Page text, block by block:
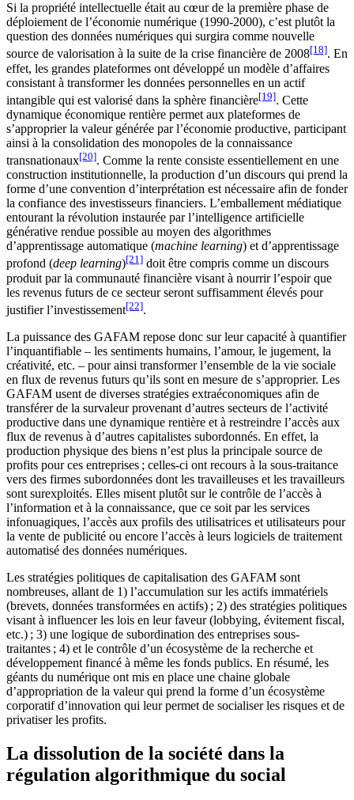
Si la propriété intellectuelle était au cœur de la première phase de
déploiement de l’économie numérique (1990-2000), c’est plutôt la
question des données numériques qui surgira comme nouvelle
source de valorisation à la suite de la crise financière de 2008[18]. En
effet, les grandes plateformes ont développé un modèle d’affaires
consistant à transformer les données personnelles en un actif
intangible qui est valorisé dans la sphère financière[19]. Cette
dynamique économique rentière permet aux plateformes de
s’approprier la valeur générée par l’économie productive, participant
ainsi à la consolidation des monopoles de la connaissance
transnationaux[20]. Comme la rente consiste essentiellement en une
construction institutionnelle, la production d’un discours qui prend la
forme d’une convention d’interprétation est nécessaire afin de fonder
la confiance des investisseurs financiers. L’emballement médiatique
entourant la révolution instaurée par l’intelligence artificielle
générative rendue possible au moyen des algorithmes
d’apprentissage automatique (machine learning) et d’apprentissage
profond (deep learning)[21] doit être compris comme un discours
produit par la communauté financière visant à nourrir l’espoir que
les revenus futurs de ce secteur seront suffisamment élevés pour
justifier l’investissement[22].
La puissance des GAFAM repose donc sur leur capacité à quantifier
l’inquantifiable – les sentiments humains, l’amour, le jugement, la
créativité, etc. – pour ainsi transformer l’ensemble de la vie sociale
en flux de revenus futurs qu’ils sont en mesure de s’approprier. Les
GAFAM usent de diverses stratégies extraéconomiques afin de
transférer de la survaleur provenant d’autres secteurs de l’activité
productive dans une dynamique rentière et à restreindre l’accès aux
flux de revenus à d’autres capitalistes subordonnés. En effet, la
production physique des biens n’est plus la principale source de
profits pour ces entreprises ; celles-ci ont recours à la sous-traitance
vers des firmes subordonnées dont les travailleuses et les travailleurs
sont surexploités. Elles misent plutôt sur le contrôle de l’accès à
l’information et à la connaissance, que ce soit par les services
infonuagiques, l’accès aux profils des utilisatrices et utilisateurs pour
la vente de publicité ou encore l’accès à leurs logiciels de traitement
automatisé des données numériques.
Les stratégies politiques de capitalisation des GAFAM sont
nombreuses, allant de 1) l’accumulation sur les actifs immatériels
(brevets, données transformées en actifs) ; 2) des stratégies politiques
visant à influencer les lois en leur faveur (lobbying, évitement fiscal,
etc.) ; 3) une logique de subordination des entreprises sous-
traitantes ; 4) et le contrôle d’un écosystème de la recherche et
développement financé à même les fonds publics. En résumé, les
géants du numérique ont mis en place une chaine globale
d’appropriation de la valeur qui prend la forme d’un écosystème
corporatif d’innovation qui leur permet de socialiser les risques et de
privatiser les profits.
La dissolution de la société dans la
régulation algorithmique du social